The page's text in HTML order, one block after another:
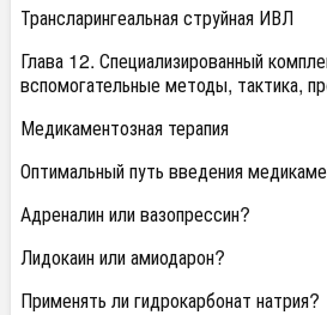
Трансларингеальная струйная ИВЛ
Глава 12. Специализированный
вспомогательные методы, тактика,
Медикаментозная терапия
Оптимальный путь введения
Адреналин или вазопрессин?
Лидокаин или амиодарон?
Применять ли гидрокарбонат натрия?